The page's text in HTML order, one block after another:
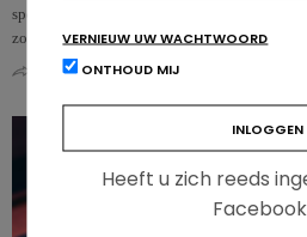
speelt. Toch bestaan er nog te veel
zow…
0
VERNIEUW UW WACHTWOORD
ONTHOUD MIJ
Heeft u zich reeds